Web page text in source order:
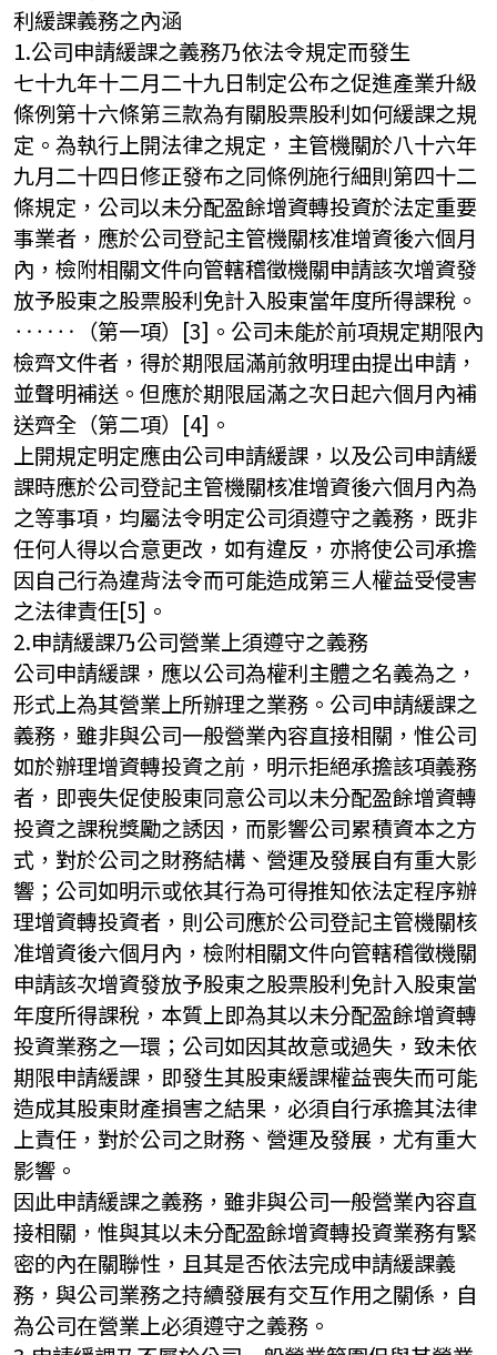
利緩課義務之內涵
1.公司申請緩課之義務乃依法令規定而發生
七十九年十二月二十九日制定公布之促進產業升級
條例第十六條第三款為有關股票股利如何緩課之規
定。為執行上開法律之規定，主管機關於八十六年
九月二十四日修正發布之同條例施行細則第四十二
條規定，公司以未分配盈餘增資轉投資於法定重要
事業者，應於公司登記主管機關核准增資後六個月
內，檢附相關文件向管轄稽徵機關申請該次增資發
放予股東之股票股利免計入股東當年度所得課稅。
‥‥‥（第一項）[3]。公司未能於前項規定期限內
檢齊文件者，得於期限屆滿前敘明理由提出申請，
並聲明補送。但應於期限屆滿之次日起六個月內補
送齊全（第二項）[4]。
上開規定明定應由公司申請緩課，以及公司申請緩
課時應於公司登記主管機關核准增資後六個月內為
之等事項，均屬法令明定公司須遵守之義務，既非
任何人得以合意更改，如有違反，亦將使公司承擔
因自己行為違背法令而可能造成第三人權益受侵害
之法律責任[5]。
2.申請緩課乃公司營業上須遵守之義務
公司申請緩課，應以公司為權利主體之名義為之，
形式上為其營業上所辦理之業務。公司申請緩課之
義務，雖非與公司一般營業內容直接相關，惟公司
如於辦理增資轉投資之前，明示拒絕承擔該項義務
者，即喪失促使股東同意公司以未分配盈餘增資轉
投資之課稅獎勵之誘因，而影響公司累積資本之方
式，對於公司之財務結構、營運及發展自有重大影
響；公司如明示或依其行為可得推知依法定程序辦
理增資轉投資者，則公司應於公司登記主管機關核
准增資後六個月內，檢附相關文件向管轄稽徵機關
申請該次增資發放予股東之股票股利免計入股東當
年度所得課稅，本質上即為其以未分配盈餘增資轉
投資業務之一環；公司如因其故意或過失，致未依
期限申請緩課，即發生其股東緩課權益喪失而可能
造成其股東財產損害之結果，必須自行承擔其法律
上責任，對於公司之財務、營運及發展，尤有重大
影響。
因此申請緩課之義務，雖非與公司一般營業內容直
接相關，惟與其以未分配盈餘增資轉投資業務有緊
密的內在關聯性，且其是否依法完成申請緩課義
務，與公司業務之持續發展有交互作用之關係，自
為公司在營業上必須遵守之義務。